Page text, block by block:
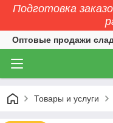
Подготовка
Оптовые продажи
Товары и услуги